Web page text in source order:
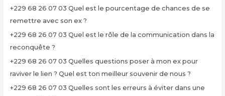
+229 68 26 07 03 Quel est le pourcentage de chances de se
remettre avec son ex ?
+229 68 26 07 03 Quel est le rôle de la communication dans la
reconquête ?
+229 68 26 07 03 Quelles questions poser à mon ex pour
raviver le lien ? Quel est ton meilleur souvenir de nous ?
+229 68 26 07 03 Quelles sont les erreurs à éviter dans une